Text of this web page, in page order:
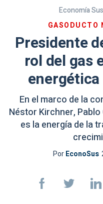
Economía
GASODUCTO
Presidente
rol del gas
En el marco de la
Néstor Kirchner,
es la energía de la
PorEconoSus